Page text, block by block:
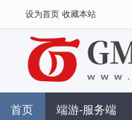
设为首页 收藏本站
首页 端游-服务端